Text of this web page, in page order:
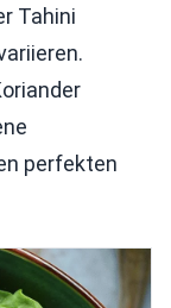
Tahini
perfekten